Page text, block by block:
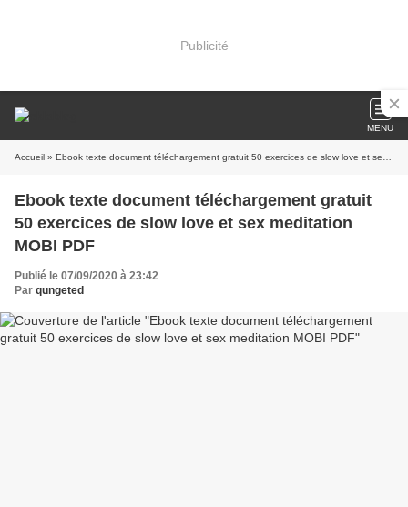
Publicité
MENU
Accueil » Ebook texte document téléchargement gratuit 50 exercices de slow love et sex meditation MOBI PDF
Ebook texte document téléchargement gratuit
50 exercices de slow love et sex meditation
MOBI PDF
Publié le 07/09/2020 à 23:42
Par qungeted